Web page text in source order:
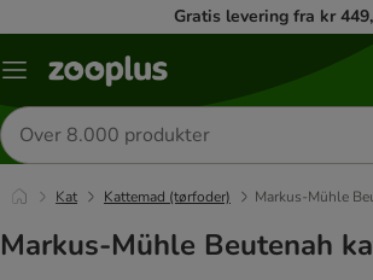
Gratis levering fra kr
Menu
Søg
efter
produkter
Kat Kattemad (tørfoder) Markus-Mühle
Markus-Mühle Beutenah